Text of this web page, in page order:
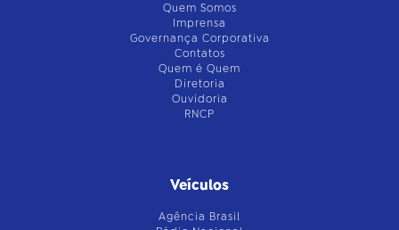
Quem Somos
Imprensa
Governança Corporativa
Contatos
Quem é Quem
Diretoria
Ouvidoria
RNCP
Veículos
Agência Brasil